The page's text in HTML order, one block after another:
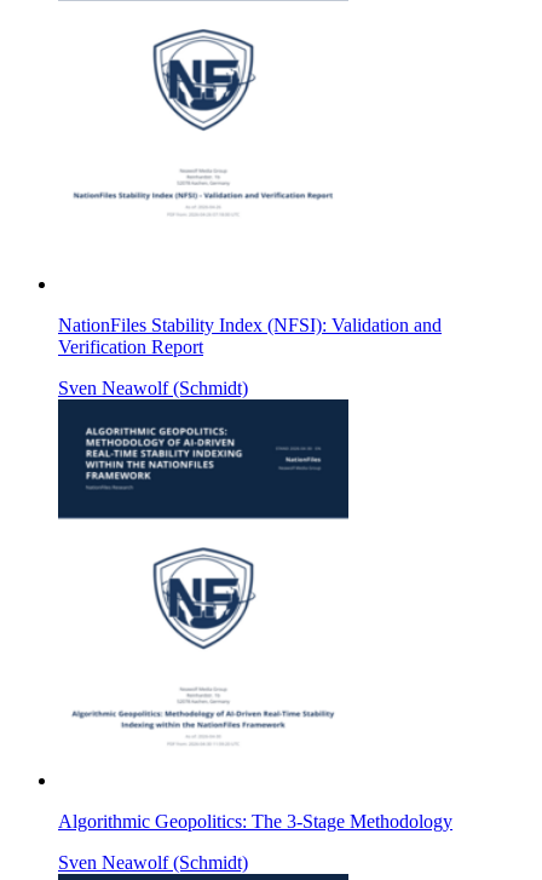
NationFiles Stability Index (NFSI): Validation and
Verification Report
Sven Neawolf (Schmidt)
Algorithmic Geopolitics: The 3-Stage Methodology
Sven Neawolf (Schmidt)